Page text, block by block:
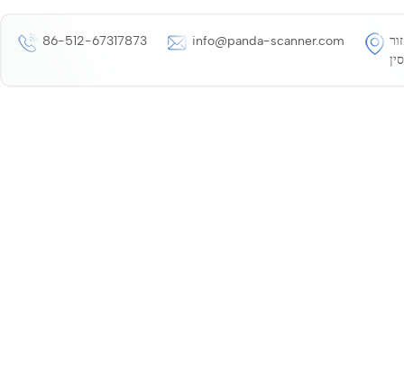
86-512-67317873 info@panda-scanner.com
אזור